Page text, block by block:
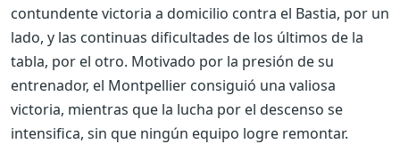
contundente victoria a domicilio contra el Bastia, por un
lado, y las continuas dificultades de los últimos de la
tabla, por el otro. Motivado por la presión de su
entrenador, el Montpellier consiguió una valiosa
victoria, mientras que la lucha por el descenso se
intensifica, sin que ningún equipo logre remontar.